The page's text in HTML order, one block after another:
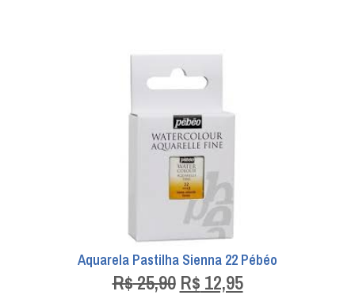
Aquarela Pastilha Sienna 22 Pébéo
R$25,90 R$ 12,95